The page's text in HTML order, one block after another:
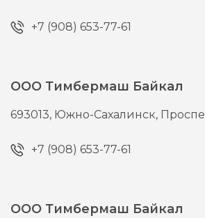
+7 (908) 653-77-61
ООО Тимбермаш Байкал
693013, Южно-Сахалинск,
+7 (908) 653-77-61
ООО Тимбермаш Байкал